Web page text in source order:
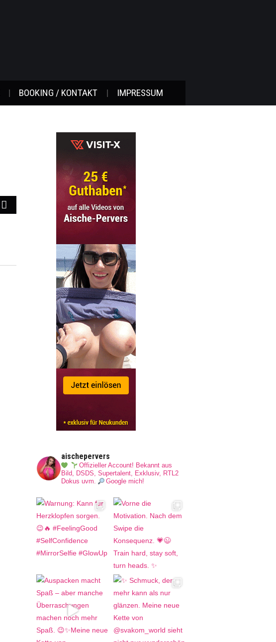
BOOKING / KONTAKT IMPRESSUM
aischepervers
Offizieller Account! Bekannt aus
Bild, DSDS, Supertalent, Exklusiv, RTL2
Dokus uvm.
Google mich!